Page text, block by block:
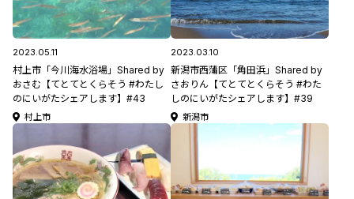
2023.05.11
村上市「今川海水浴場」Shared by
おさむ【てとてとくらそう #わたし
のにいがたシェアします】#43
村上市
2023.03.10
新潟市西蒲区「角田浜」Shared by
さおりん【てとてとくらそう #わた
しのにいがたシェアします】#39
新潟市